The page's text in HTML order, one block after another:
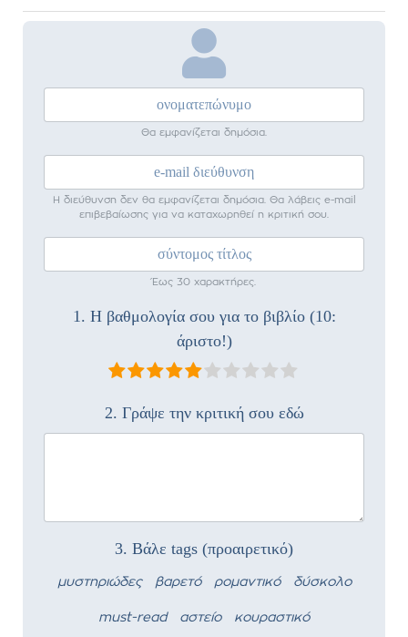
Θα εμφανίζεται δημόσια.
Η διεύθυνση δεν θα εμφανίζεται δημόσια. Θα λάβεις e-mail
επιβεβαίωσης για να καταχωρηθεί η κριτική σου.
Έως 30 χαρακτήρες.
1. Η βαθμολογία σου για το βιβλίο (10:
άριστο!)
2. Γράψε την κριτική σου εδώ
3. Βάλε tags (προαιρετικό)
μυστηριώδες βαρετό ρομαντικό δύσκολο
must-read αστείο κουραστικό